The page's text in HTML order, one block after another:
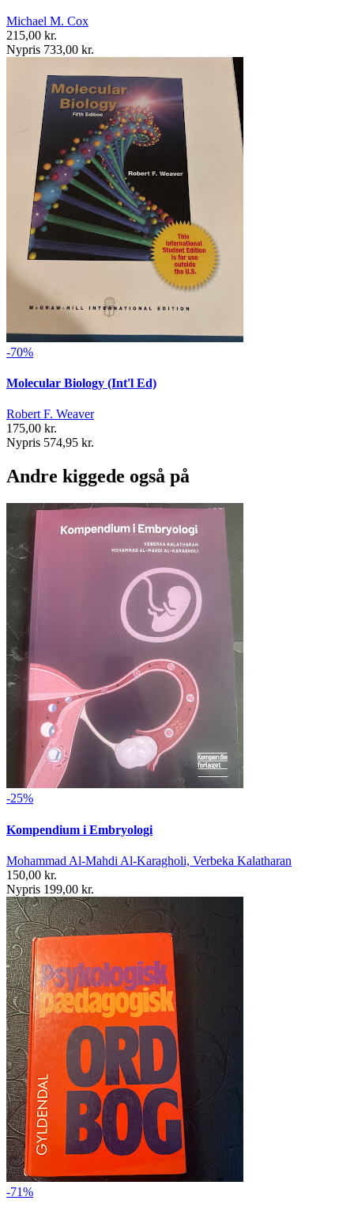
Michael M. Cox
215,00 kr.
Nypris 733,00 kr.
-70%
Molecular Biology (Int'l Ed)
Robert F. Weaver
175,00 kr.
Nypris 574,95 kr.
Andre kiggede også på
-25%
Kompendium i Embryologi
Mohammad Al-Mahdi Al-Karagholi, Verbeka Kalatharan
150,00 kr.
Nypris 199,00 kr.
-71%